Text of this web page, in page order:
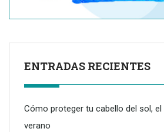
ENTRADAS RECIENTES
Cómo proteger tu cabello del sol,
verano